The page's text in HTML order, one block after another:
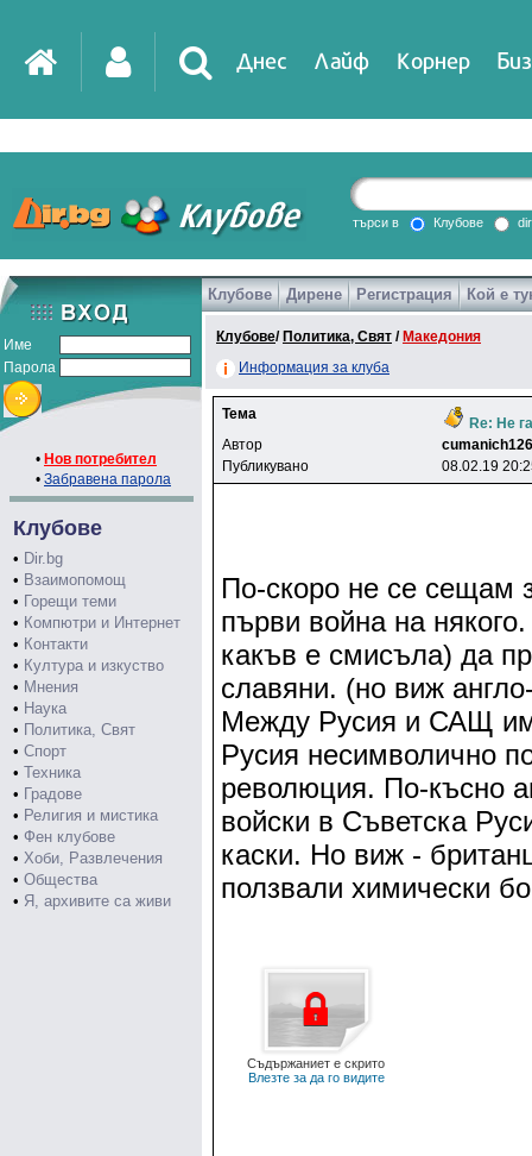
Днес Лайф Корнер
DirTV Impressio
Games
търси в Клубове
Име
Парола
• Нов потребител
• Забравена парола
Клубове
• Dir.bg
• Взаимопомощ
• Горещи теми
• Компютри и Интернет
• Контакти
• Култура и изкуство
• Мнения
• Наука
• Политика, Свят
• Спорт
• Техника
• Градове
• Религия и мистика
• Фен клубове
• Хоби, Развлечения
• Общества
• Я, архивите са живи
Клубове Дирене Регистрация Кой е
Клубове/ Политика, Свят / Македония
Информация за клуба
Тема
Re: Не
Автор
Публикувано
08.02.19
По-скоро не се сещам
първи война на
какъв е смисъла) да
славяни. (но виж
Между Русия и САЩ
Русия несимволично
революция. По-късно
войски в Съветска
каски. Но виж -
ползвали химически
Съдържаниет е скрито
Влезте за да го видите